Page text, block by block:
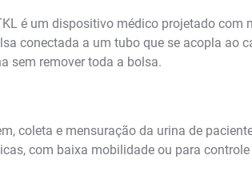
é um dispositivo médico projetado
conectada a um tubo que se acopla ao
sem remover toda a bolsa.
coleta e mensuração da urina de
com baixa mobilidade ou para